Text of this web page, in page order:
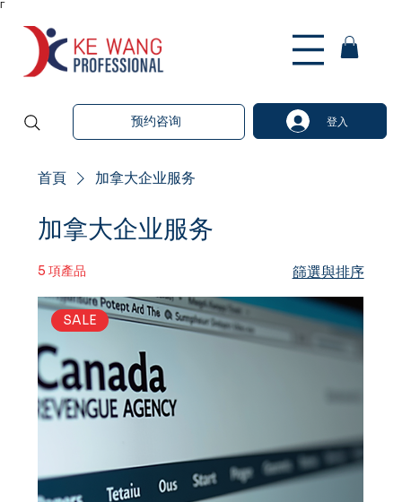
Γ
预约咨询 登入
首頁 加拿大企业服务
加拿大企业服务
5 項產品 篩選與排序
SALE